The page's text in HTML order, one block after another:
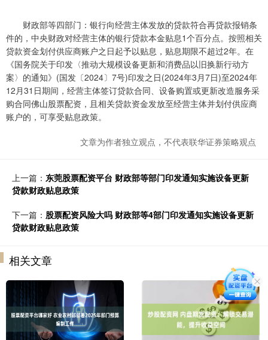
财政部等四部门：银行向经营主体发放的贷款符合再贷款报销条
件的，中央财政对经营主体的银行贷款本金贴息1个百分点。按照相关
贷款资金划付供应商账户之日起予以贴息，贴息期限不超过2年。在
《国务院关于印发〈推动大规模设备更新和消费品以旧换新行动方
案〉的通知》(国发〔2024〕7号)印发之日(2024年3月7日)至2024年
12月31日期间，经营主体签订贷款合同、设备购置或更新改造服务采
购合同佛山股票配资，且相关贷款资金发放至经营主体并划付供应商
账户的，可享受贴息政策。
文章为作者独立观点，不代表联华证券策略观点
上一篇： 东莞股票配资平台 财政部等部门印发通知实施设备更新
贷款财政贴息政策
下一篇： 股票配资风险大吗 财政部等4部门印发通知实施设备更新
贷款财政贴息政策
相关文章